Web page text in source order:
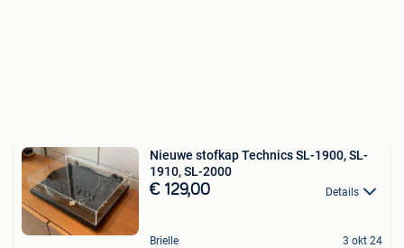
Nieuwe stofkap Technics SL-1900, SL-
1910, SL-2000
€ 129,00 Details
Brielle 3 okt 24